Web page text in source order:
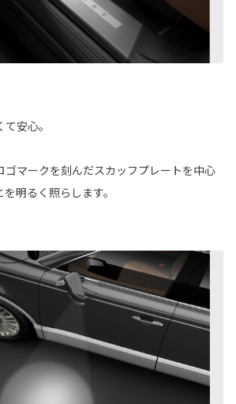
安心。
ゴマークを刻んだスカッフプレートを中心
明るく照らします。